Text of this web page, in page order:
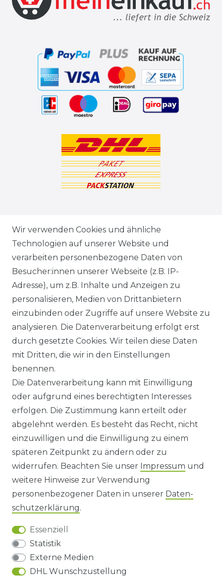
VERSANDARTEN & -KOSTEN
GEWERBETREIBENDE?
HILFE
KONTAKT
ANFAHRT
WIDERRUFS­FORMULAR
HINWEISE ZUR BATTERIEENTSORGUNG
IMPRESSUM
AGB UND KUNDENINFORMATIONEN
DATENSCHUTZERKLÄRUNG
BARRIEREFREIHEIT
Impressum Daten­schutz­erklärung
Wir verwenden Cookies und ähnliche
Technologien auf unserer Website und
verarbeiten personenbezogene Daten von
Besucher:innen unserer Webseite (z.B. IP-
Adresse), um z.B. Inhalte und Anzeigen zu
personalisieren, Medien von Drittanbietern
einzubinden oder Zugriffe auf unsere Website zu
analysieren. Die Datenverarbeitung erfolgt erst
durch gesetzte Cookies. Wir teilen diese Daten
mit Dritten, die wir in den Einstellungen
benennen.
Die Datenverarbeitung kann mit Einwilligung
oder aufgrund eines berechtigten Interesses
erfolgen. Die Zustimmung kann erteilt oder
abgelehnt werden. Es besteht das Recht, nicht
einzuwilligen und die Einwilligung zu einem
späteren Zeitpunkt zu ändern oder zu
widerrufen. Beachten Sie unser Impressum und
weitere Hinweise zur Verwendung
personenbezogener Daten in unserer Daten­
schutz­erklärung.
Essenziell
Statistik
Externe Medien
DHL Wunschzustellung